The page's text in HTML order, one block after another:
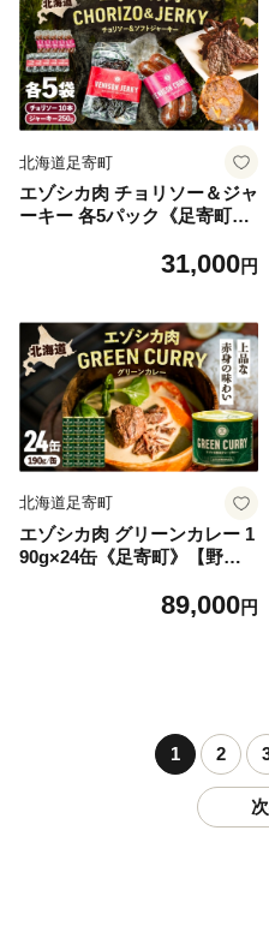
ジビエ 冷凍 あしょろ [BEBE
011]
北海道足寄町
エゾシカ肉 チョリソー＆ジャ
ーキー 各5パック《足寄町》
くや】北海道産 エゾシカ 肉
鹿肉 ルイベ風 ジビエ 冷凍 あ
しょろ [BEBE009]
31,000円
北海道足寄町
エゾシカ肉 グリーンカレー 1
90g×24缶《足寄町》【野生
北海道産 エゾシカ 肉 えぞ鹿
89,000円
1 2